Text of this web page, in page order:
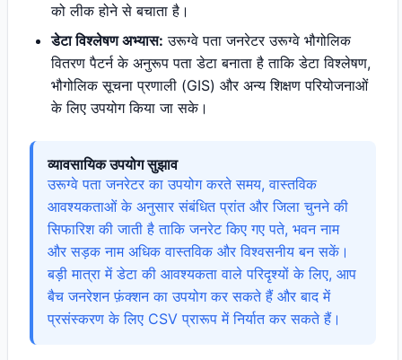
को लीक होने से बचाता है।
डेटा विश्लेषण अभ्यास: उरूग्वे पता जनरेटर उरूग्वे भौगोलिक
वितरण पैटर्न के अनुरूप पता डेटा बनाता है ताकि डेटा विश्लेषण,
भौगोलिक सूचना प्रणाली (GIS) और अन्य शिक्षण परियोजनाओं
के लिए उपयोग किया जा सके।
व्यावसायिक उपयोग सुझाव
उरूग्वे पता जनरेटर का उपयोग करते समय, वास्तविक
आवश्यकताओं के अनुसार संबंधित प्रांत और जिला चुनने की
सिफारिश की जाती है ताकि जनरेट किए गए पते, भवन नाम
और सड़क नाम अधिक वास्तविक और विश्वसनीय बन सकें।
बड़ी मात्रा में डेटा की आवश्यकता वाले परिदृश्यों के लिए, आप
बैच जनरेशन फ़ंक्शन का उपयोग कर सकते हैं और बाद में
प्रसंस्करण के लिए CSV प्रारूप में निर्यात कर सकते हैं।